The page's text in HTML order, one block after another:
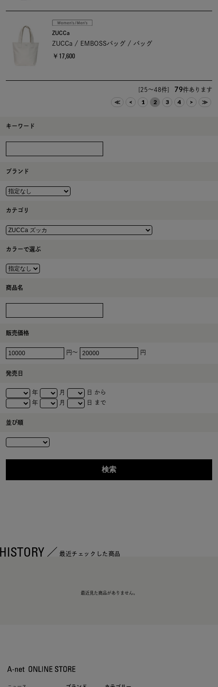
ZUCCa
ZUCCa / EMBOSSバッグ / バッグ
￥17,600
[25～48件] 79件あります
≪ < 1 2 3 4 > ≫
キーワード
ブランド
カテゴリ
カラーで選ぶ
商品名
販売価格
円～ 円
発売日
年 月
日 から
年
月 日 まで
並び順
最近チェックした商品
最近見た商品がありません。